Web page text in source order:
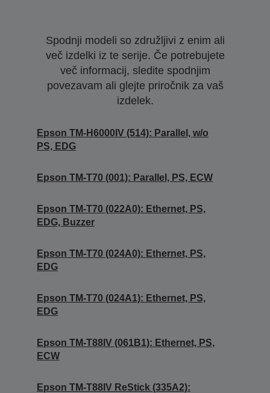
Spodnji modeli so združljivi z enim ali
več izdelki iz te serije. Če potrebujete
več informacij, sledite spodnjim
povezavam ali glejte priročnik za vaš
izdelek.
Epson TM-H6000IV (514): Parallel, w/o
PS, EDG
Epson TM-T70 (001): Parallel, PS, ECW
Epson TM-T70 (022A0): Ethernet, PS,
EDG, Buzzer
Epson TM-T70 (024A0): Ethernet, PS,
EDG
Epson TM-T70 (024A1): Ethernet, PS,
EDG
Epson TM-T88IV (061B1): Ethernet, PS,
ECW
Epson TM-T88IV ReStick (335A2):